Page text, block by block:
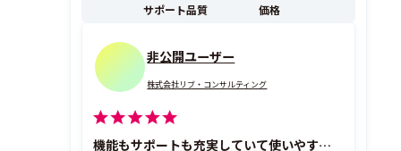
サポート品質
価格
非公開ユーザー
株式会社リブ・コンサルティング
機能もサポートも充実していて使いやすいです！